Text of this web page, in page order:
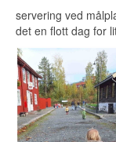
servering ved
det en flott dag for